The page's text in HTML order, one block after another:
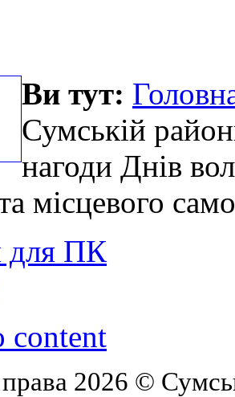
Ви тут:
Сумській
нагоди Днів
місцевого
для ПК
content
права 2026 ©